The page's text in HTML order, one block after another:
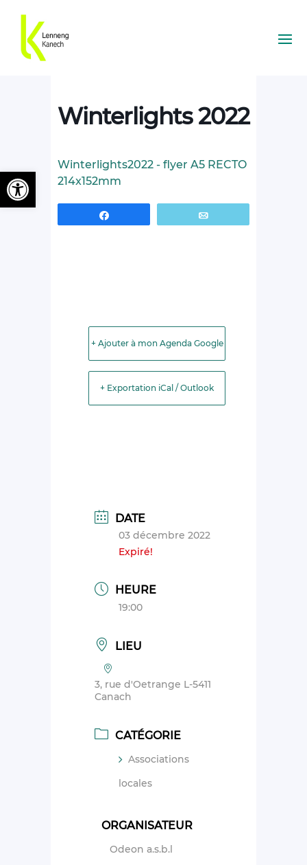
Winterlights 2022
Winterlights2022 - flyer A5 RECTO
214x152mm
+ Ajouter à mon Agenda Google
+ Exportation iCal / Outlook
DATE
03 décembre 2022
Expiré!
HEURE
19:00
LIEU
3, rue d'Oetrange L-5411
Canach
CATÉGORIE
Associations
locales
ORGANISATEUR
Odeon a.s.b.l
Ouvrir la barre d’outils